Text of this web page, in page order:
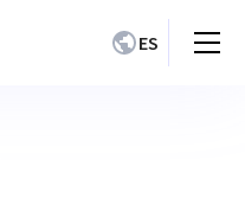
ES